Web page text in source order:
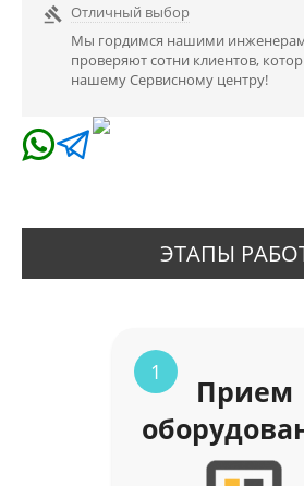
 Отличный выбор
Мы гордимся нашими
проверяют сотни клиентов,
нашему Сервисному центру!
ЭТАПЫ
1
Прием